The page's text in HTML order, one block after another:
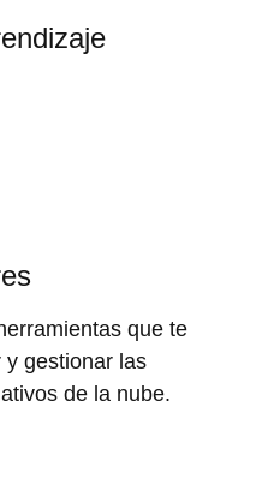
que te
y gestionar las
de la nube.